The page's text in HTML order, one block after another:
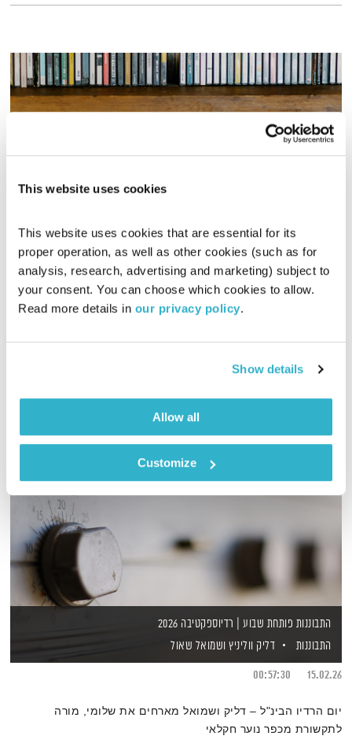
This website uses cookies
This website uses cookies that are essential for its
proper operation, as well as other cookies (such as for
analysis, research, advertising and marketing) subject to
your consent. You can choose which cookies to allow.
Read more details in our privacy policy.
Show details
Allow all
Customize
כל יום מחדש – 23.10.25
כל יום מחדש
אמיר פרי
23.10.25
01:59:53
אודיו
התבוננות פותחת שבוע | רדיוספקטיבה 2026
התבוננות
דליק ווליניץ ושמואל שאול
15.02.26
00:57:30
יום הרדיו הבינ"ל – דליק ושמואל מארחים את שלומי, מורה
לתקשורת מכפר נוער חקלאי